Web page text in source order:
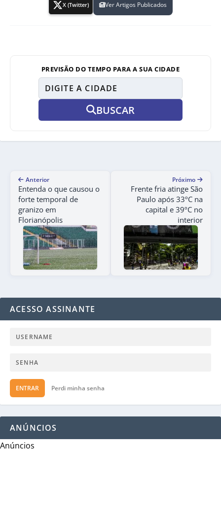
X (Twitter) Ver Artigos Publicados
PREVISÃO DO TEMPO PARA A SUA CIDADE
BUSCAR
Anterior
Entenda o que causou o
forte temporal de
granizo em
Florianópolis
Próximo
Frente fria atinge São
Paulo após 33ºC na
capital e 39ºC no
interior
ACESSO ASSINANTE
ENTRAR Perdi minha senha
ANÚNCIOS
Anúncios